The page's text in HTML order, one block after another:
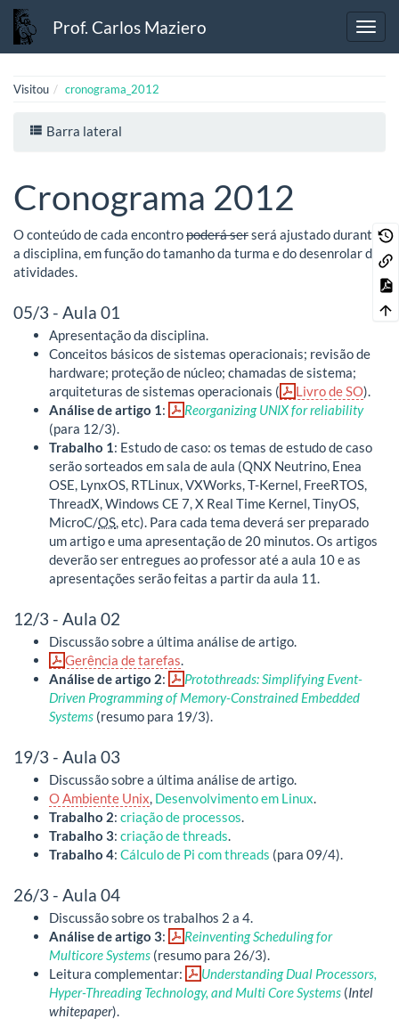
Prof. Carlos Maziero
Visitou cronograma_2012
Barra lateral
Cronograma 2012
O conteúdo de cada encontropoderá serserá ajustado durante
a disciplina, em função do tamanho da turma e do desenrolar das
atividades.
05/3 - Aula 01
Apresentação da disciplina.
Conceitos básicos de sistemas operacionais; revisão de
hardware; proteção de núcleo; chamadas de sistema;
arquiteturas de sistemas operacionais (
Livro de SO).
Análise de artigo 1:
Reorganizing UNIX for reliability
(para 12/3).
Trabalho 1: Estudo de caso: os temas de estudo de caso
serão sorteados em sala de aula (QNX Neutrino, Enea
OSE, LynxOS, RTLinux, VXWorks, T-Kernel, FreeRTOS,
ThreadX, Windows CE 7, X Real Time Kernel, TinyOS,
MicroC/OS, etc). Para cada tema deverá ser preparado
um artigo e uma apresentação de 20 minutos. Os artigos
deverão ser entregues ao professor até a aula 10 e as
apresentações serão feitas a partir da aula 11.
12/3 - Aula 02
Discussão sobre a última análise de artigo.
Gerência de tarefas.
Análise de artigo 2:
Protothreads: Simplifying Event-
Driven Programming of Memory-Constrained Embedded
Systems (resumo para 19/3).
19/3 - Aula 03
Discussão sobre a última análise de artigo.
O Ambiente Unix, Desenvolvimento em Linux.
Trabalho 2: criação de processos.
Trabalho 3: criação de threads.
Trabalho 4: Cálculo de Pi com threads (para 09/4).
26/3 - Aula 04
Discussão sobre os trabalhos 2 a 4.
Análise de artigo 3:
Reinventing Scheduling for
Multicore Systems (resumo para 26/3).
Leitura complementar:
Understanding Dual Processors,
Hyper-Threading Technology, and Multi Core Systems (Intel
whitepaper).